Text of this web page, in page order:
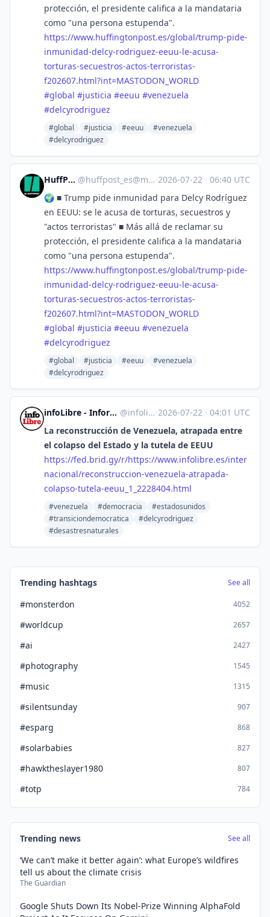
protección, el presidente califica a la mandataria
como "una persona estupenda".
https://www.huffingtonpost.es/global/trump-pide-
inmunidad-delcy-rodriguez-eeuu-le-acusa-
torturas-secuestros-actos-terroristas-
f202607.html?int=MASTODON_WORLD
#global #justicia #eeuu #venezuela
#delcyrodriguez
#global #justicia #eeuu
#venezuela
#delcyrodriguez
HuffPost [ES] @huffpost_es@mastodon.world ·2026-07-22 · 06:40 UTC
🌍 ■ Trump pide inmunidad para Delcy Rodríguez
en EEUU: se le acusa de torturas, secuestros y
"actos terroristas" ■ Más allá de reclamar su
protección, el presidente califica a la mandataria
como "una persona estupenda".
https://www.huffingtonpost.es/global/trump-pide-
inmunidad-delcy-rodriguez-eeuu-le-acusa-
torturas-secuestros-actos-terroristas-
f202607.html?int=MASTODON_WORLD
#global #justicia #eeuu #venezuela
#delcyrodriguez
#global #justicia #eeuu
#venezuela
#delcyrodriguez
infoLibre - Información libre e independiente [Unofficial] @infolibre.es@web.brid.gy ·2026-07-22 · 04:01 UTC
La reconstrucción de Venezuela, atrapada entre
el colapso del Estado y la tutela de EEUU
https://fed.brid.gy/r/https://www.infolibre.es/inter
nacional/reconstruccion-venezuela-atrapada-
colapso-tutela-eeuu_1_2228404.html
#venezuela #democracia
#estadosunidos
#transiciondemocratica
#delcyrodriguez
#desastresnaturales
Trending hashtags See all
#monsterdon 4052
#worldcup 2657
#ai 2427
#photography 1545
#music 1315
#silentsunday 907
#esparg 868
#solarbabies 827
#hawktheslayer1980 807
#totp 784
Trending news See all
‘We can’t make it better again’: what Europe’s wildfires
tell us about the climate crisis
The Guardian
Google Shuts Down Its Nobel-Prize Winning AlphaFold